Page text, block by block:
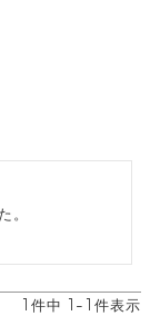
1 件中 1 - 1件表示